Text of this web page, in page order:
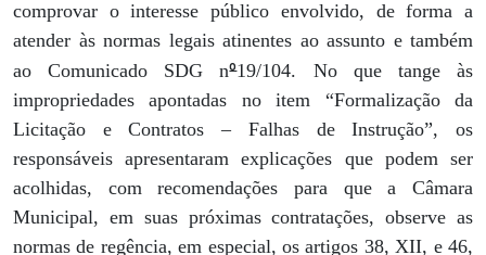
comprovar o interesse público envolvido, de forma a
atender às normas legais atinentes ao assunto e também
ao Comunicado SDG nº19/104. No que tange às
impropriedades apontadas no item “Formalização da
Licitação e Contratos – Falhas de Instrução”, os
responsáveis apresentaram explicações que podem ser
acolhidas, com recomendações para que a Câmara
Municipal, em suas próximas contratações, observe as
normas de regência, em especial, os artigos 38, XII, e 46,